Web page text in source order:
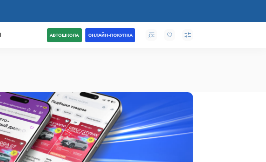
АВТОШКОЛА ОНЛАЙН-ПОКУПКА